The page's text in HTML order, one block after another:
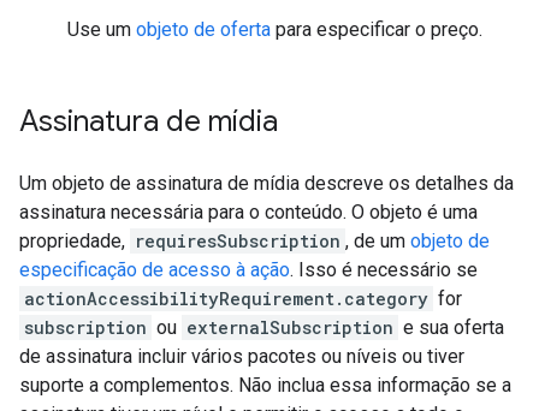
Use um objeto de oferta para especificar o preço.
Assinatura de mídia
Um objeto de assinatura de mídia descreve os detalhes da
assinatura necessária para o conteúdo. O objeto é uma
propriedade, requiresSubscription , de um objeto de
especificação de acesso à ação. Isso é necessário se
actionAccessibilityRequirement.category for
subscription ou externalSubscription e sua oferta
de assinatura incluir vários pacotes ou níveis ou tiver
suporte a complementos. Não inclua essa informação se a